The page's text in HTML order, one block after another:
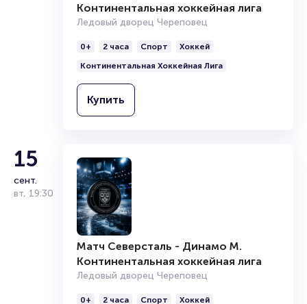
Континентальная хоккейная лига
Ледовый дворец Череповец
0+ 2 часа Спорт
Хоккей
Континентальная Хоккейная Лига
Купить
15
сент.
вт, 19:30
Матч Северсталь - Динамо М.
Континентальная хоккейная лига
Ледовый дворец Череповец
0+ 2 часа Спорт Хоккей